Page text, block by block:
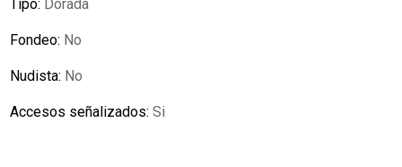
Tipo: Dorada
Fondeo: No
Nudista: No
Accesos señalizados:Si